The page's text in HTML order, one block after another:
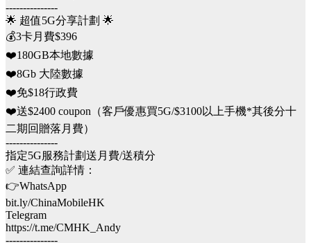
---------------
🌟 超值5G分享計劃 🌟
💰3卡月費$396
❤️180GB本地數據
❤️8Gb 大陸數據
❤️免$18行政費
❤️送$2400 coupon（客戶優惠買5G/$3100以上手機*其後分十
二期回贈落月費）
---------------
指定5G服務計劃送月費/送積分
✅ 連結查詢詳情：
👉WhatsApp
bit.ly/ChinaMobileHK
Telegram
https://t.me/CMHK_Andy
---------------